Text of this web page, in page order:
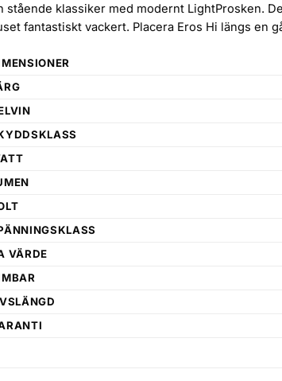
stående klassiker med modernt LightProsken.
fantastiskt vackert. Placera Eros Hi längs en
VÄRDE